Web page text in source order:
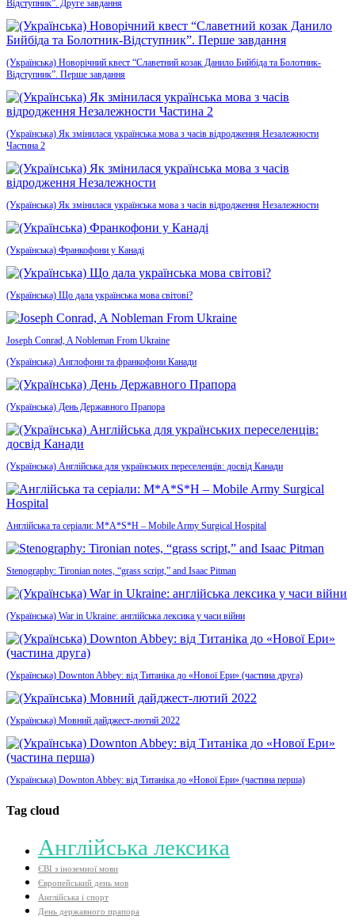
Відступник”. Друге завдання
(Українська) Новорічний квест “Славетний козак Данило Бийбіда та Болотник-
Відступник”. Перше завдання
(Українська) Як змінилася українська мова з часів відродження Незалежности
Частина 2
(Українська) Як змінилася українська мова з часів відродження Незалежности
(Українська) Франкофони у Канаді
(Українська) Що дала українська мова світові?
Joseph Conrad, A Nobleman From Ukraine
(Українська) Англофони та франкофони Канади
(Українська) День Державного Прапора
(Українська) Англійська для українських переселенців: досвід Канади
Англійська та серіали: M*A*S*H – Mobile Army Surgical Hospital
Stenography: Tironian notes, “grass script,” and Isaac Pitman
(Українська) War in Ukraine: англійська лексика у часи війни
(Українська) Downton Abbey: від Титаніка до «Нової Ери» (частина друга)
(Українська) Мовний дайджест-лютий 2022
(Українська) Downton Abbey: від Титаніка до «Нової Ери» (частина перша)
Tag cloud
Aнглійська лексика
ЄВІ з іноземної мови
Європейський день мов
Англійська і спорт
День державного прапора